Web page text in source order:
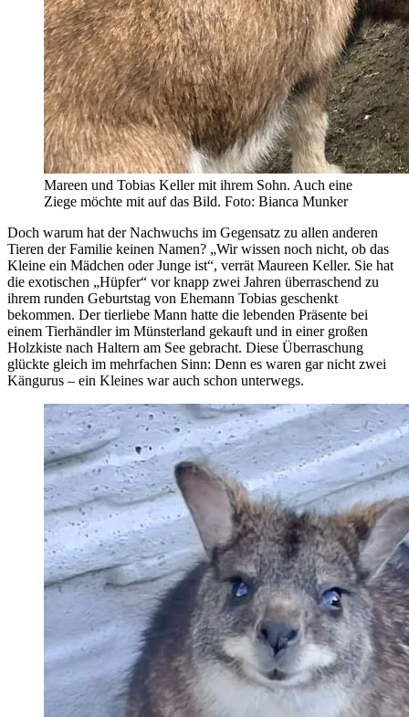
Mareen und Tobias Keller mit ihrem Sohn. Auch eine
Ziege möchte mit auf das Bild. Foto: Bianca Munker
Doch warum hat der Nachwuchs im Gegensatz zu allen anderen
Tieren der Familie keinen Namen? „Wir wissen noch nicht, ob das
Kleine ein Mädchen oder Junge ist“, verrät Maureen Keller. Sie hat
die exotischen „Hüpfer“ vor knapp zwei Jahren überraschend zu
ihrem runden Geburtstag von Ehemann Tobias geschenkt
bekommen. Der tierliebe Mann hatte die lebenden Präsente bei
einem Tierhändler im Münsterland gekauft und in einer großen
Holzkiste nach Haltern am See gebracht. Diese Überraschung
glückte gleich im mehrfachen Sinn: Denn es waren gar nicht zwei
Kängurus – ein Kleines war auch schon unterwegs.